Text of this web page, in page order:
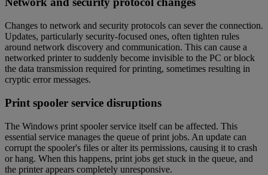
Changes to network and security protocols can sever the connection.
Updates, particularly security-focused ones, often tighten rules
around network discovery and communication. This can cause a
networked printer to suddenly become invisible to the PC or block
the data transmission required for printing, sometimes resulting in
cryptic error messages.
Print spooler service disruptions
The Windows print spooler service itself can be affected. This
essential service manages the queue of print jobs. An update can
corrupt the spooler's files or alter its permissions, causing it to crash
or hang. When this happens, print jobs get stuck in the queue, and
the printer appears completely unresponsive.